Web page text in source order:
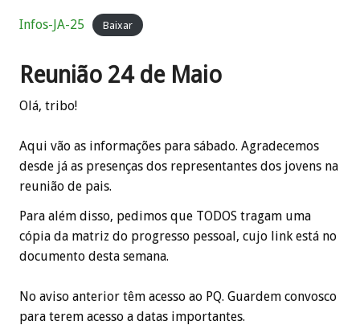
Infos-JA-25 Baixar
Reunião 24 de Maio
Olá, tribo!
Aqui vão as informações para sábado. Agradecemos
desde já as presenças dos representantes dos jovens na
reunião de pais.
Para além disso, pedimos que TODOS tragam uma
cópia da matriz do progresso pessoal, cujo link está no
documento desta semana.
No aviso anterior têm acesso ao PQ. Guardem convosco
para terem acesso a datas importantes.